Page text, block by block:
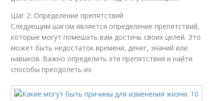
Шаг 2: Определение препятствий
Следующим шагом является определение препятствий,
которые могут помешать вам достичь своих целей. Это
может быть недостаток времени, денег, знаний или
навыков. Важно определить эти препятствия и найти
способы преодолеть их.